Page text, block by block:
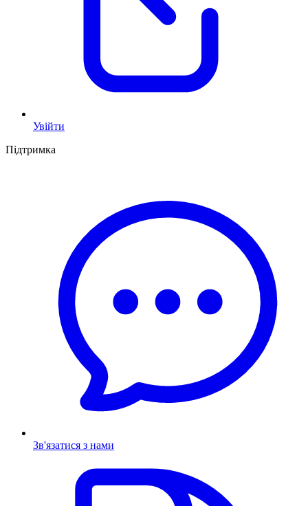
Увійти
Підтримка
Зв'язатися з нами